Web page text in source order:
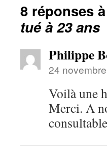
8 réponses à
tué à 23 ans
Philippe
24
Voilà une
Merci. A